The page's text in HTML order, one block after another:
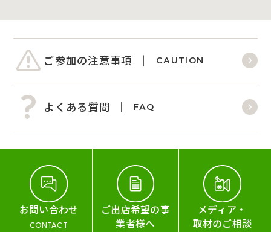
ご参加の注意事項 CAUTION
よくある質問 FAQ
お問い合わせ
CONTACT
ご出店希望の事
業者様へ
メディア・
取材のご相談